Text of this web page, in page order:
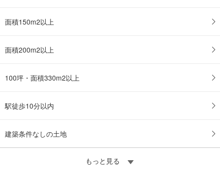
面積150m2以上
面積200m2以上
100坪・面積330m2以上
駅徒歩10分以内
建築条件なしの土地
もっと見る